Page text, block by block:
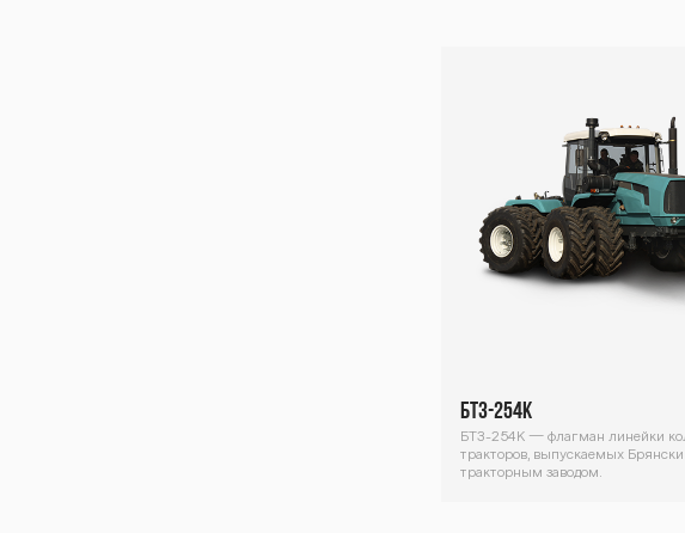
БТЗ-254К
БТЗ-254К — флагман линейки
тракторов, выпускаемых
тракторным заводом.